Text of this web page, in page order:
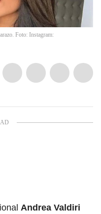
Foto: Instagram:
Andrea Valdiri